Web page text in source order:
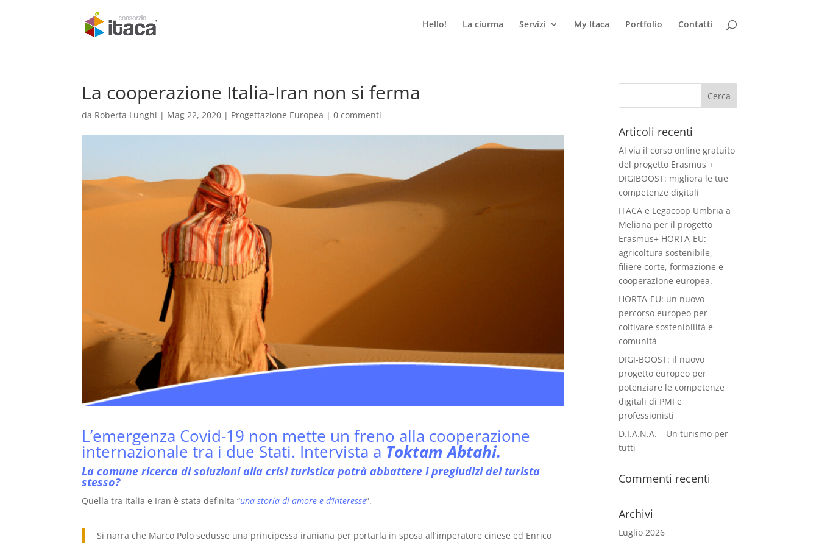
Hello! La ciurma Servizi My Itaca Portfolio Contatti
La cooperazione Italia-Iran non si ferma
da Roberta Lunghi | Mag 22, 2020 | Progettazione Europea |0 commenti
L’emergenza Covid-19 non mette un freno alla cooperazione
internazionale tra i due Stati. Intervista a Toktam Abtahi.
La comune ricerca di soluzioni alla crisi turistica potrà abbattere i pregiudizi del turista
stesso?
Quella tra Italia e Iran è stata definita “una storia di amore e d’interesse”.
Si narra che Marco Polo sedusse una principessa iraniana per portarla in sposa all’imperatore cinese ed Enrico
Articoli recenti
Al via il corso online gratuito
del progetto Erasmus +
DIGIBOOST: migliora le tue
competenze digitali
ITACA e Legacoop Umbria a
Meliana per il progetto
Erasmus+ HORTA-EU:
agricoltura sostenibile,
filiere corte, formazione e
cooperazione europea.
HORTA-EU: un nuovo
percorso europeo per
coltivare sostenibilità e
comunità
DIGI-BOOST: il nuovo
progetto europeo per
potenziare le competenze
digitali di PMI e
professionisti
D.I.A.N.A. – Un turismo per
tutti
Commenti recenti
Archivi
Luglio 2026